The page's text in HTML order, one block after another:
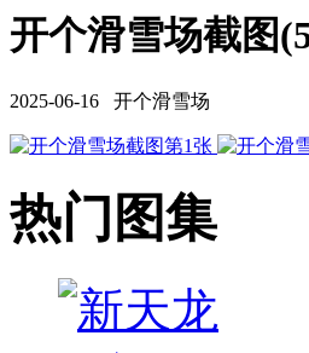
开个滑雪场截图
2025-06-16 开个滑雪场
热门图集